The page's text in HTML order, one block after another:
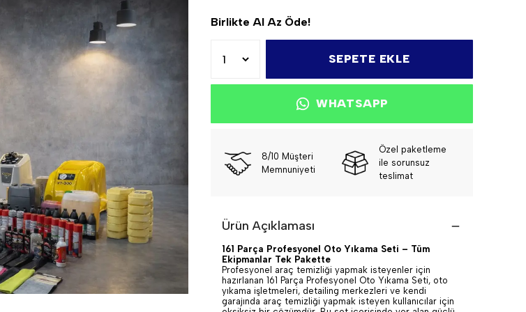
Birlikte Al Az Öde!
SEPETE EKLE
WHATSAPP
8/10 Müşteri
Memnuniyeti
Özel paketleme
ile sorunsuz
teslimat
Ürün Açıklaması
161 Parça Profesyonel Oto Yıkama Seti – Tüm
Ekipmanlar Tek Pakette
Profesyonel araç temizliği yapmak isteyenler için
hazırlanan 161 Parça Profesyonel Oto Yıkama Seti, oto
yıkama işletmeleri, detailing merkezleri ve kendi
garajında araç temizliği yapmak isteyen kullanıcılar için